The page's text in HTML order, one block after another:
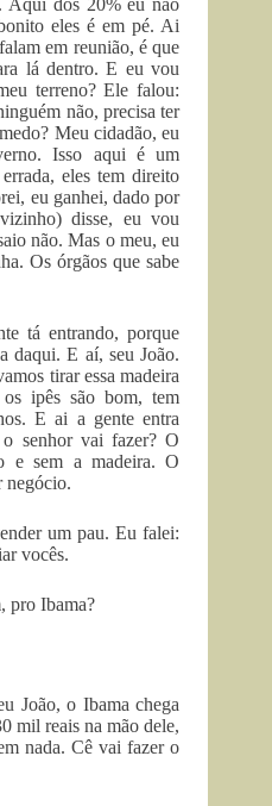
eles é em pé. Ai
em reunião, é que
lá dentro. E eu vou
terreno? Ele falou:
não, precisa ter
Meu cidadão, eu
Isso aqui é um
eles tem direito
eu ganhei, dado por
disse, eu vou
não. Mas o meu, eu
Os órgãos que sabe
tá entrando, porque
daqui. E aí, seu João.
tirar essa madeira
ipês são bom, tem
E ai a gente entra
senhor vai fazer? O
e sem a madeira. O
negócio.
um pau. Eu falei:
vocês.
pro Ibama?
João, o Ibama chega
mil reais na mão dele,
nada. Cê vai fazer o